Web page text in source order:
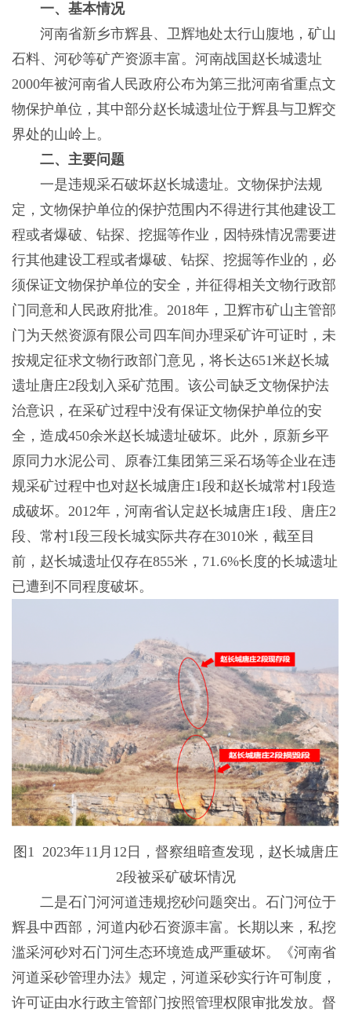
一、基本情况
河南省新乡市辉县、卫辉地处太行山腹地，矿山
石料、河砂等矿产资源丰富。河南战国赵长城遗址
2000年被河南省人民政府公布为第三批河南省重点文
物保护单位，其中部分赵长城遗址位于辉县与卫辉交
界处的山岭上。
二、主要问题
一是违规采石破坏赵长城遗址。文物保护法规
定，文物保护单位的保护范围内不得进行其他建设工
程或者爆破、钻探、挖掘等作业，因特殊情况需要进
行其他建设工程或者爆破、钻探、挖掘等作业的，必
须保证文物保护单位的安全，并征得相关文物行政部
门同意和人民政府批准。2018年，卫辉市矿山主管部
门为天然资源有限公司四车间办理采矿许可证时，未
按规定征求文物行政部门意见，将长达651米赵长城
遗址唐庄2段划入采矿范围。该公司缺乏文物保护法
治意识，在采矿过程中没有保证文物保护单位的安
全，造成450余米赵长城遗址破坏。此外，原新乡平
原同力水泥公司、原春江集团第三采石场等企业在违
规采矿过程中也对赵长城唐庄1段和赵长城常村1段造
成破坏。2012年，河南省认定赵长城唐庄1段、唐庄2
段、常村1段三段长城实际共存在3010米，截至目
前，赵长城遗址仅存在855米，71.6%长度的长城遗址
已遭到不同程度破坏。
图1 2023年11月12日，督察组暗查发现，赵长城唐庄
2段被采矿破坏情况
二是石门河河道违规挖砂问题突出。石门河位于
辉县中西部，河道内砂石资源丰富。长期以来，私挖
滥采河砂对石门河生态环境造成严重破坏。《河南省
河道采砂管理办法》规定，河道采砂实行许可制度，
许可证由水行政主管部门按照管理权限审批发放。督